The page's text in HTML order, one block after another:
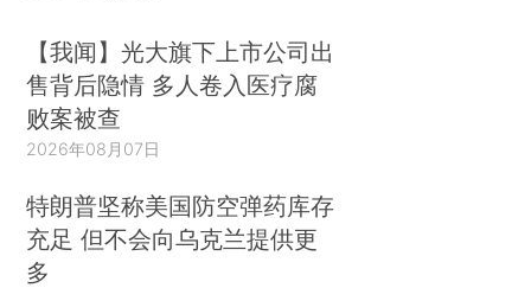
【我闻】光大旗下上市公司出
售背后隐情 多人卷入医疗腐
败案被查
2026年08月07日
特朗普坚称美国防空弹药库存
充足 但不会向乌克兰提供更
多